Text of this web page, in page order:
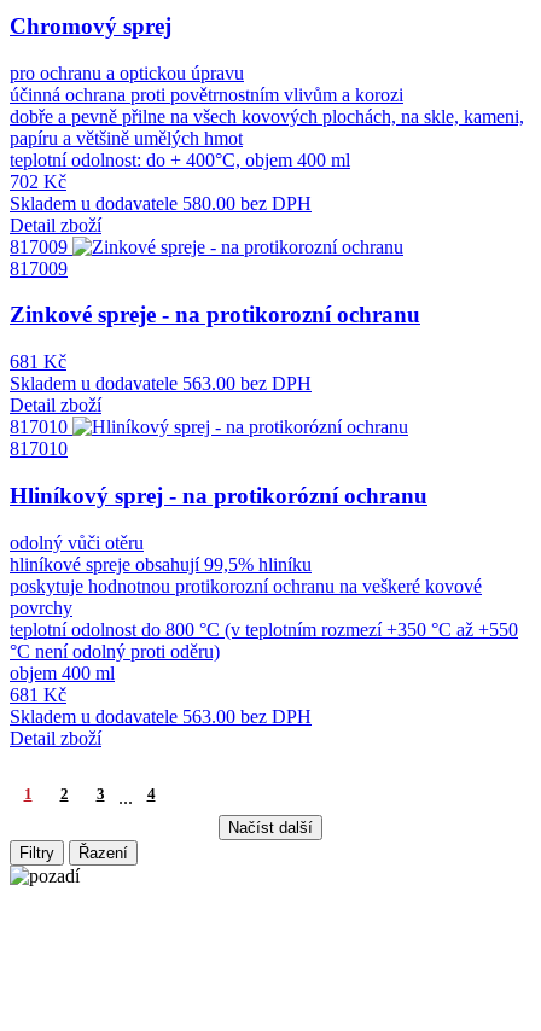
Chromový sprej
pro ochranu a optickou úpravu
účinná ochrana proti povětrnostním vlivům a korozi
dobře a pevně přilne na všech kovových plochách, na skle, kameni,
papíru a většině umělých hmot
teplotní odolnost: do + 400°C, objem 400 ml
702 Kč
Skladem u dodavatele 580.00 bez DPH
Detail zboží
817009
817009
Zinkové spreje - na protikorozní ochranu
681 Kč
Skladem u dodavatele 563.00 bez DPH
Detail zboží
817010
817010
Hliníkový sprej - na protikorózní ochranu
odolný vůči otěru
hliníkové spreje obsahují 99,5% hliníku
poskytuje hodnotnou protikorozní ochranu na veškeré kovové
povrchy
teplotní odolnost do 800 °C (v teplotním rozmezí +350 °C až +550
°C není odolný proti oděru)
objem 400 ml
681 Kč
Skladem u dodavatele 563.00 bez DPH
Detail zboží
1 2 3 ...
4
Načíst další
Filtry
Řazení